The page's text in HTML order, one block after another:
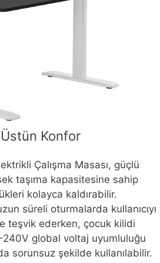
Üstün Konfor
Çalışma Masası, güçlü
taşıma kapasitesine sahip
kolayca kaldırabilir.
süreli oturmalarda kullanıcıyı
teşvik ederken, çocuk kilidi
global voltaj uyumluluğu
sorunsuz şekilde kullanılabilir.